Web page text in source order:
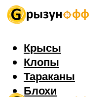
Крысы
Клопы
Тараканы
Блохи